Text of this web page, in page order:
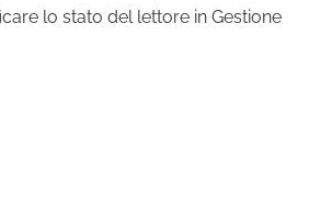
lo stato del lettore in Gestione